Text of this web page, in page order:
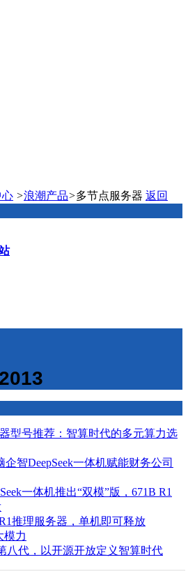
心 >浪潮产品>多节点服务器 返回
型号推荐：智算时代的多元算力选
智DeepSeek一体机赋能财务公司
一体机推出“双模”版，671B R1
推理服务器，单机即可释放
模力
八代，以开源开放定义智算时代